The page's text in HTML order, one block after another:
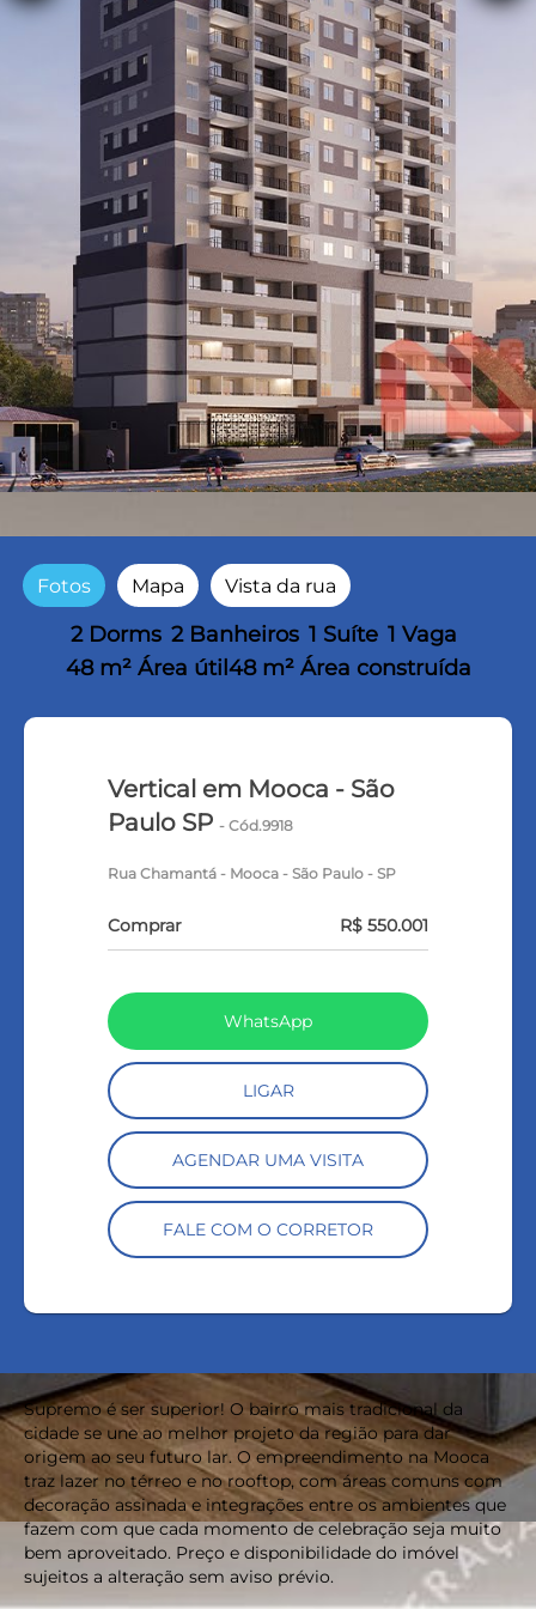
Fotos Mapa Vista da rua
2 Dorms 2 Banheiros 1 Suíte 1 Vaga
48 m² Área útil 48 m² Área construída
Vertical em Mooca - São
Paulo SP - Cód.9918
Rua Chamantá - Mooca - São Paulo - SP
Comprar R$ 550.001
WhatsApp
LIGAR
AGENDAR UMA VISITA
FALE COM O CORRETOR
Supremo é ser superior! O bairro mais tradicional da
cidade se une ao melhor projeto da região para dar
origem ao seu futuro lar. O empreendimento na Mooca
traz lazer no térreo e no rooftop, com áreas comuns com
decoração assinada e integrações entre os ambientes que
fazem com que cada momento de celebração seja muito
bem aproveitado. Preço e disponibilidade do imóvel
sujeitos a alteração sem aviso prévio.